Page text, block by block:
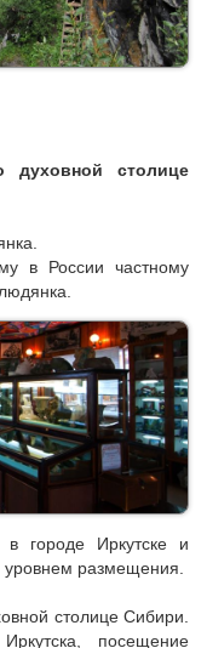
источников
духовной столице
в России частному